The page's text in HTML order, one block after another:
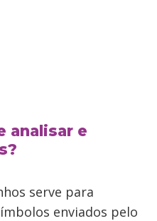
analisar e
serve para
enviados pelo